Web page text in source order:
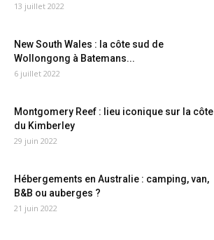
13 juillet 2022
New South Wales : la côte sud de
Wollongong à Batemans...
6 juillet 2022
Montgomery Reef : lieu iconique sur la côte
du Kimberley
29 juin 2022
Hébergements en Australie : camping, van,
B&B ou auberges ?
21 juin 2022